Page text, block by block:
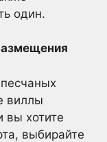
один.
виллы
вы хотите
выбирайте